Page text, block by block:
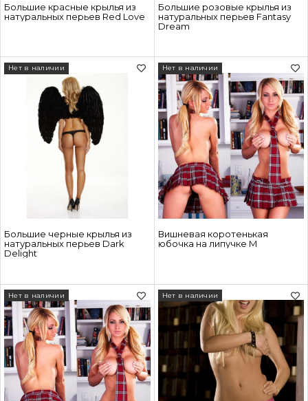
Большие красные крылья из
натуральных перьев Red Love
Большие розовые крылья из
натуральных перьев Fantasy
Dream
Большие черные крылья из
натуральных перьев Dark
Delight
Нет в наличии
Вишневая коротенькая
юбочка на липучке M
Нет в наличии
Нет в наличии Нет в наличии